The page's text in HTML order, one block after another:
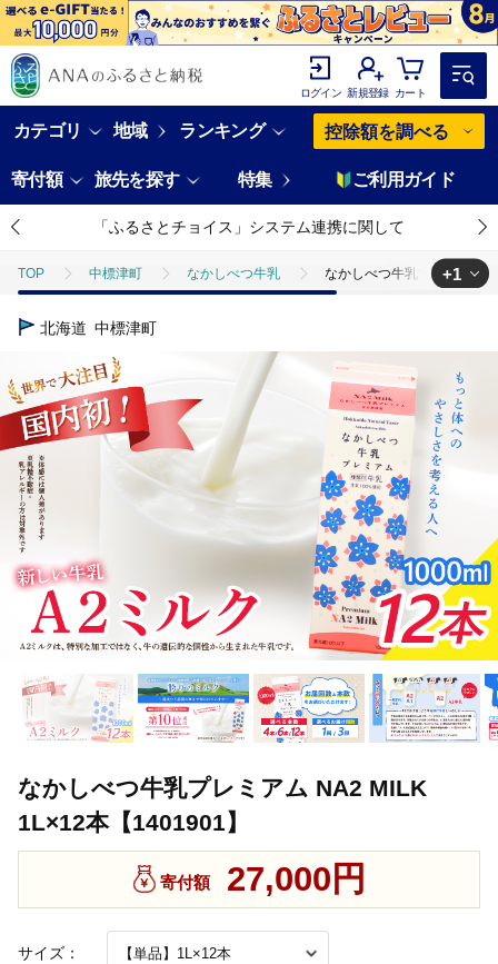
ログイン 新規登録 カート
カテゴリ 地域 ランキング 控除額を調べる
寄付額 旅先を探す 特集 ご利用ガイド
「ふるさとチョイス」システム連携に関して
TOP 中標津町 なかしべつ牛乳 なかしべつ牛乳プレミアム
TOP
+1
北海道 中標津町
なかしべつ牛乳プレミアム NA2 MILK
1L×12本【1401901】
サイズ：
寄付額 27,000円